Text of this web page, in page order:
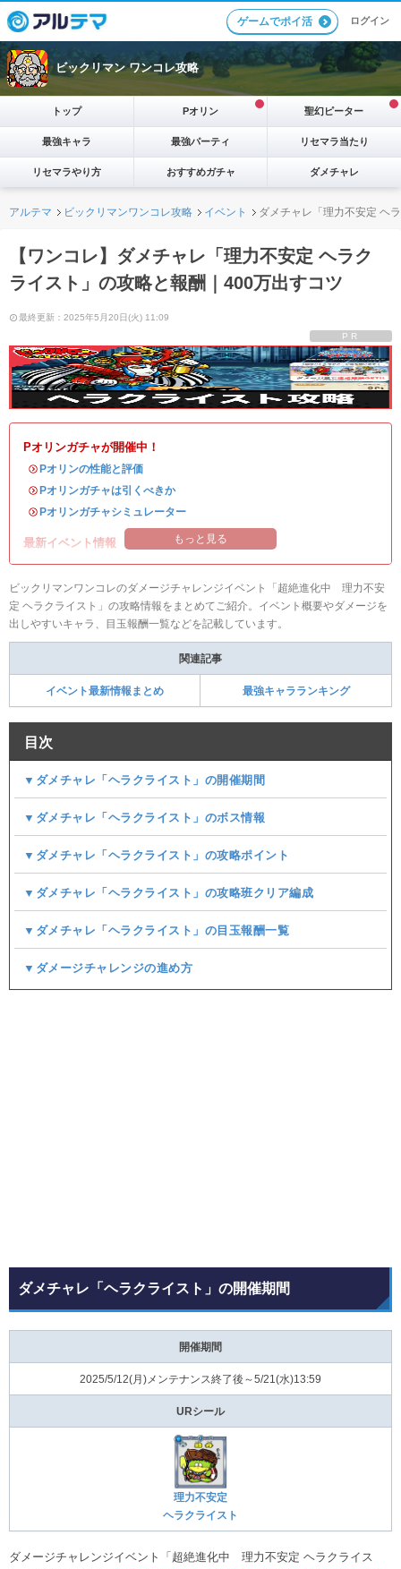
ゲームでポイ活 ログイン
ビックリマン ワンコレ攻略
トップ Pオリン 聖幻ピーター
最強キャラ 最強パーティ リセマラ当たり
リセマラやり方 おすすめガチャ ダメチャレ
アルテマ ビックリマンワンコレ攻略 イベント ダメチャレ「理力不安定 ヘ
【ワンコレ】ダメチャレ「理力不安定 ヘラク
ライスト」の攻略と報酬｜400万出すコツ
最終更新：2025年5月20日(火) 11:09
PR
Pオリンガチャが開催中！
・ Pオリンの性能と評価
・ Pオリンガチャは引くべきか
・ Pオリンガチャシミュレーター
最新イベント情報 もっと見る
ビックリマンワンコレのダメージチャレンジイベント「超絶進化中 理力不安
定 ヘラクライスト」の攻略情報をまとめてご紹介。イベント概要やダメージを
出しやすいキャラ、目玉報酬一覧などを記載しています。
関連記事
イベント最新情報まとめ 最強キャラランキング
目次
▼ダメチャレ「ヘラクライスト」の開催期間
▼ダメチャレ「ヘラクライスト」のボス情報
▼ダメチャレ「ヘラクライスト」の攻略ポイント
▼ダメチャレ「ヘラクライスト」の攻略班クリア編成
▼ダメチャレ「ヘラクライスト」の目玉報酬一覧
▼ダメージチャレンジの進め方
ダメチャレ「ヘラクライスト」の開催期間
開催期間
2025/5/12(月)メンテナンス終了後～5/21(水)13:59
URシール
理力不安定
ヘラクライスト
ダメージチャレンジイベント「超絶進化中 理力不安定 ヘラクライス